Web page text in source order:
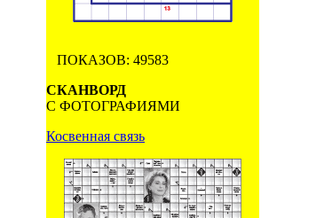
ПОКАЗОВ: 49583
СКАНВОРД
С ФОТОГРАФИЯМИ
Косвенная связь